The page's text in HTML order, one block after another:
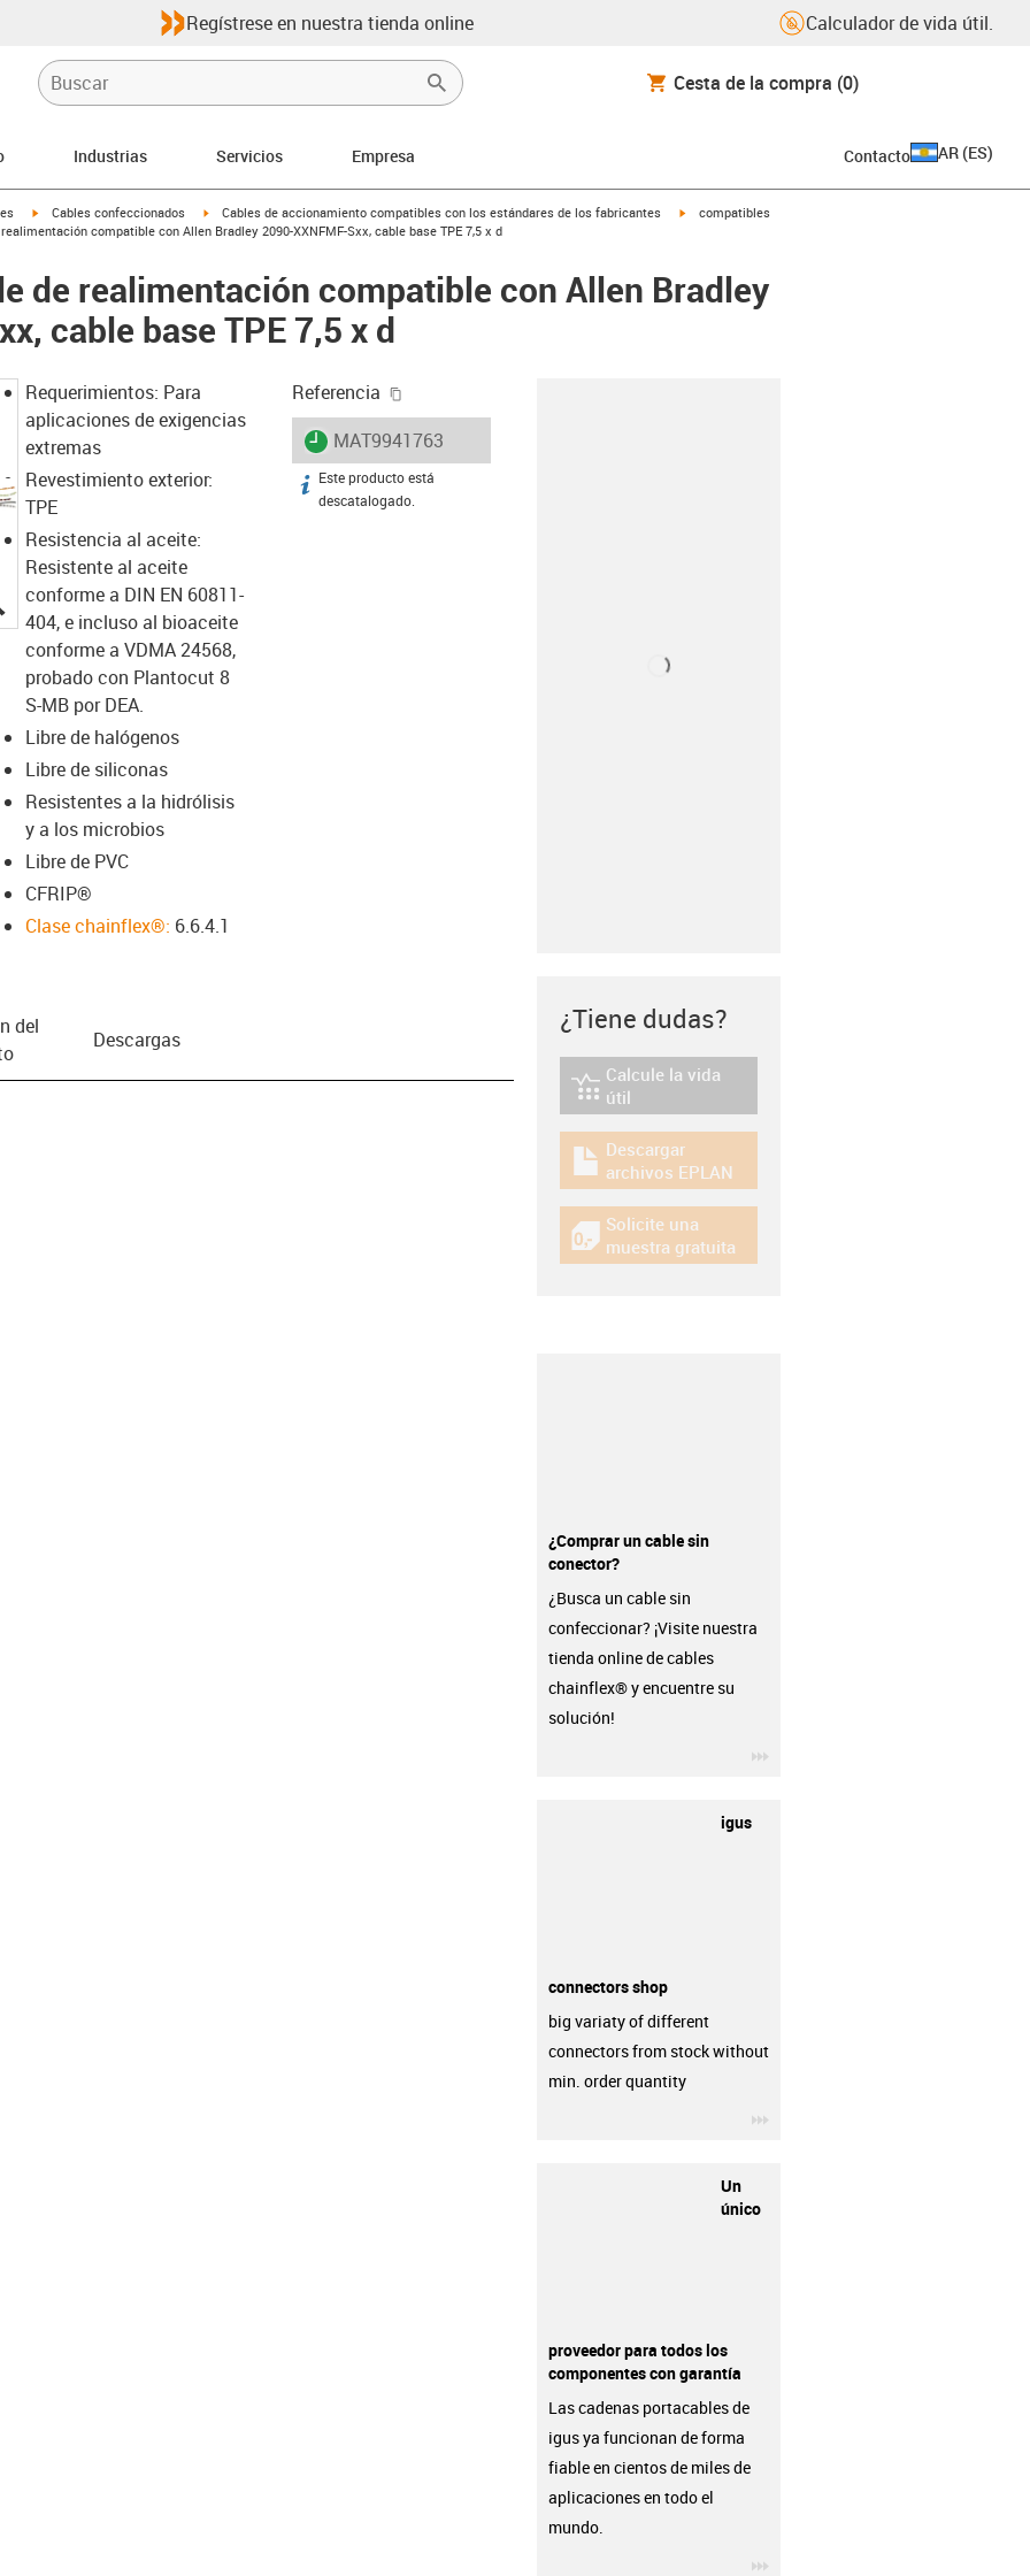
Regístrese en nuestra tienda online Calculador de vida útil.
Cesta de la compra (0)
Industrias Servicios Empresa Contacto AR (ES)
igus-icon-arrow-right
Cables confeccionados igus-icon-arrow-right
Cables de accionamiento compatibles con los estándares de los fabricantes igus-icon-arrow-right
compatibles
compatible con Allen Bradley 2090-XXNFMF-Sxx, cable base TPE 7,5 x d
de realimentación compatible con Allen Bradley
cable base TPE 7,5 x d
igus-icon-lupe
Requerimientos: Para
aplicaciones de exigencias
extremas
Revestimiento exterior:
TPE
Resistencia al aceite:
Resistente al aceite
conforme a DIN EN 60811-
404, e incluso al bioaceite
conforme a VDMA 24568,
probado con Plantocut 8
S-MB por DEA.
Libre de halógenos
Libre de siliconas
Resistentes a la hidrólisis
y a los microbios
Libre de PVC
CFRIP®
Clase chainflex®: 6.6.4.1
Referencia
igus-icon-lieferzeit
MAT9941763
igus-icon-info
Este producto está
descatalogado.
del
Descargas
¿Tiene dudas?
igus-icon-lebensdauerrechner
Calcule la vida
útil
igus-icon-download-plan
Descargar
archivos EPLAN
igus-icon-gratismuster
Solicite una
muestra gratuita
¿Comprar un cable sin
conector?
¿Busca un cable sin
confeccionar? ¡Visite nuestra
tienda online de cables
chainflex® y encuentre su
solución!
igus
connectors shop
big variaty of different
connectors from stock without
min. order quantity
Un
único
proveedor para todos los
componentes con garantía
Las cadenas portacables de
igus ya funcionan de forma
fiable en cientos de miles de
aplicaciones en todo el
mundo.